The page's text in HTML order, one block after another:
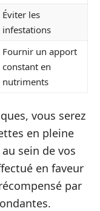
Éviter les
infestations
Fournir un apport
constant en
nutriments
vous serez
en pleine
sein de vos
en faveur
par